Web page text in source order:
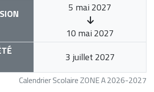
Calendrier Scolaire ZONE A 2026-2027
5 mai 2027
10 mai 2027
3 juillet 2027